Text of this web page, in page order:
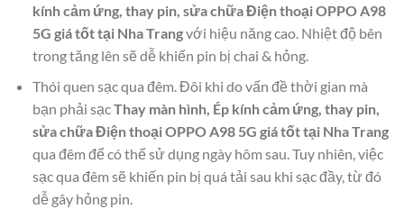
kính cảm ứng, thay pin, sửa chữa Điện thoại OPPO A98
5G giá tốt tại Nha Trangvới hiệu năng cao. Nhiệt độ bên
trong tăng lên sẽ dễ khiến pin bị chai & hỏng.
Thói quen sạc qua đêm. Đôi khi do vấn đề thời gian mà
bạn phải sạcThay màn hình, Ép kính cảm ứng, thay pin,
sửa chữa Điện thoại OPPO A98 5G giá tốt tại Nha Trang
qua đêm để có thể sử dụng ngày hôm sau. Tuy nhiên, việc
sạc qua đêm sẽ khiến pin bị quá tải sau khi sạc đầy, từ đó
dễ gây hỏng pin.